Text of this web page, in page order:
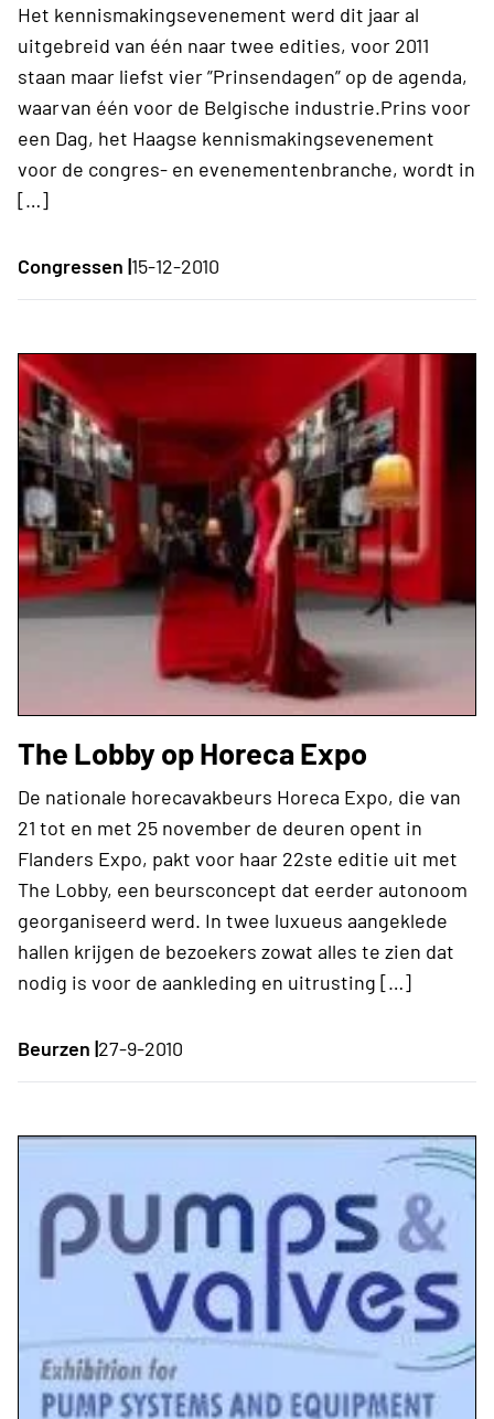
Het kennismakingsevenement werd dit jaar al
uitgebreid van één naar twee edities, voor 2011
staan maar liefst vier ”Prinsendagen” op de agenda,
waarvan één voor de Belgische industrie.Prins voor
een Dag, het Haagse kennismakingsevenement
voor de congres- en evenementenbranche, wordt in
[…]
Congressen |15-12-2010
The Lobby op Horeca Expo
De nationale horecavakbeurs Horeca Expo, die van
21 tot en met 25 november de deuren opent in
Flanders Expo, pakt voor haar 22ste editie uit met
The Lobby, een beursconcept dat eerder autonoom
georganiseerd werd. In twee luxueus aangeklede
hallen krijgen de bezoekers zowat alles te zien dat
nodig is voor de aankleding en uitrusting […]
Beurzen |27-9-2010